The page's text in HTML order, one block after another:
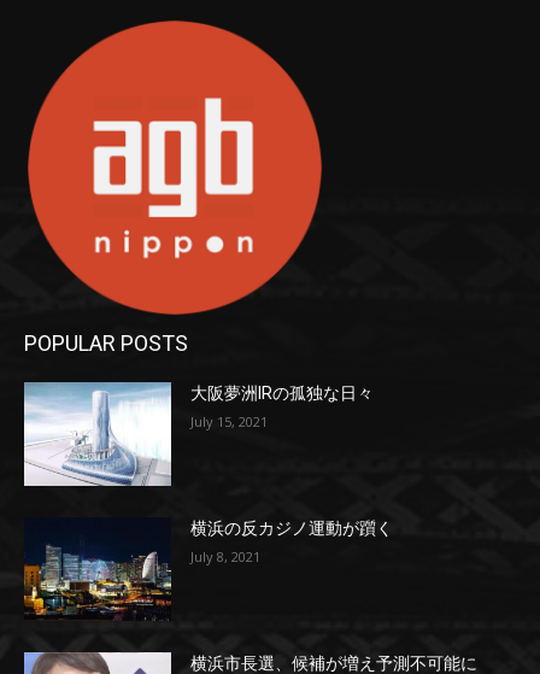
POPULAR POSTS
大阪夢洲IRの孤独な日々
July 15, 2021
横浜の反カジノ運動が躓く
July 8, 2021
横浜市長選、候補が増え予測不可能に